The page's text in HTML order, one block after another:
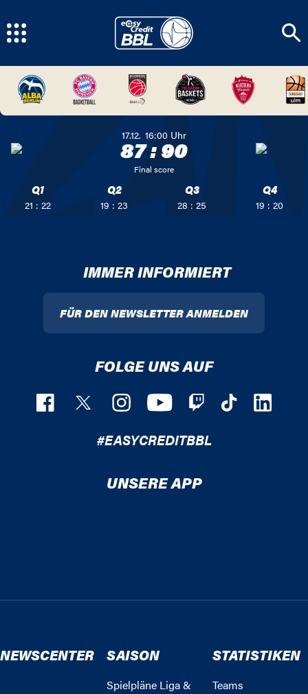
17.12. 16:00 Uhr
87:90
Final score
Q1
21 : 22
Q2
19 : 23
Q3
28 : 25
Q4
19 : 20
IMMER INFORMIERT
FÜR DEN NEWSLETTER ANMELDEN
FOLGE UNS AUF
#EASYCREDITBBL
UNSERE APP
NEWSCENTER SAISON
Spielpläne Liga &
STATISTIKEN
Teams